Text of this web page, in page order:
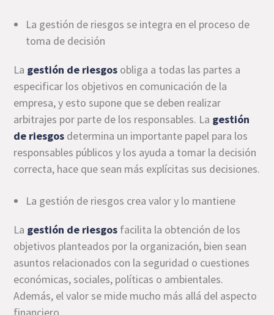
La gestión de riesgos se integra en el proceso de
toma de decisión
La gestión de riesgos obliga a todas las partes a
especificar los objetivos en comunicación de la
empresa, y esto supone que se deben realizar
arbitrajes por parte de los responsables. La gestión
de riesgos determina un importante papel para los
responsables públicos y los ayuda a tomar la decisión
correcta, hace que sean más explícitas sus decisiones.
La gestión de riesgos crea valor y lo mantiene
La gestión de riesgos facilita la obtención de los
objetivos planteados por la organización, bien sean
asuntos relacionados con la seguridad o cuestiones
económicas, sociales, políticas o ambientales.
Además, el valor se mide mucho más allá del aspecto